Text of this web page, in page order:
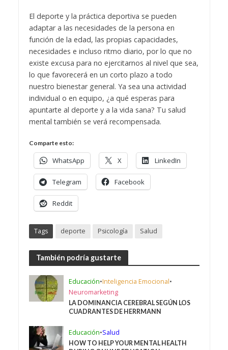
El deporte y la práctica deportiva se pueden
adaptar a las necesidades de la persona en
función de la edad, las propias capacidades,
necesidades e incluso ritmo diario, por lo que no
existe excusa para no ejercitarnos al nivel que sea,
lo que favorecerá en un corto plazo a todo
nuestro bienestar general. Ya sea una actividad
individual o en equipo, ¿a qué esperas para
apuntarte al deporte y a la vida sana? Tu salud
mental también se verá recompensada.
Comparte esto:
WhatsApp X LinkedIn
Telegram Facebook
Reddit
Tags deporte Psicología Salud
También podría gustarte
Educación•Inteligencia Emocional•
Neuromarketing
LA DOMINANCIA CEREBRAL SEGÚN LOS
CUADRANTES DE HERRMANN
Educación•Salud
HOW TO HELP YOUR MENTAL HEALTH